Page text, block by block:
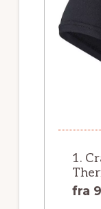
1.
fra